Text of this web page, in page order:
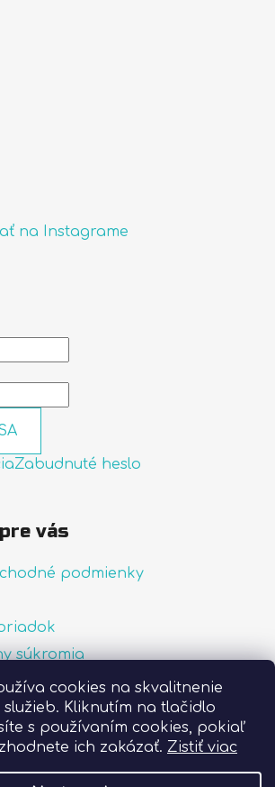
cookies na skvalitnenie
Kliknutím na tlačidlo
s používaním cookies, pokiaľ
ich zakázať. Zistiť viac
na Instagrame
Zabudnuté heslo
vás
podmienky
súkromia
súborov cookies